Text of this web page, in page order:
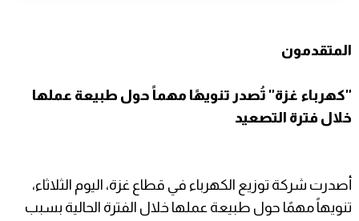
المتقدمون
"كهرباء غزة" تُصدر تنويهًا مهماً حول طبيعة عملها
خلال فترة التصعيد
أصدرت شركة توزيع الكهرباء في قطاع غزة، اليوم الثلاثاء،
تنويهاً مهمًا حول طبيعة عملها خلال الفترة الحالية بسبب